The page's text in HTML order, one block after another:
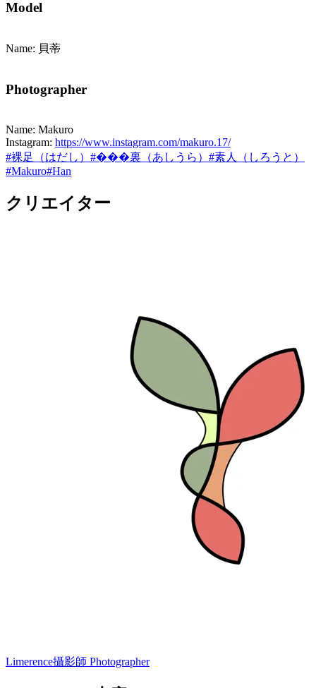
Model
Name: 貝蒂
Photographer
Name: Makuro
Instagram: https://www.instagram.com/makuro.17/
#裸足（はだし） #���裏（あしうら） #素人（しろうと）
#Makuro#Han
クリエイター
Limerence攝影師 Photographer